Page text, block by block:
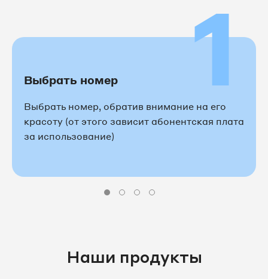
1
Выбрать номер
Выбрать номер, обратив внимание на его
красоту (от этого зависит абонентская плата
за использование)
Наши продукты